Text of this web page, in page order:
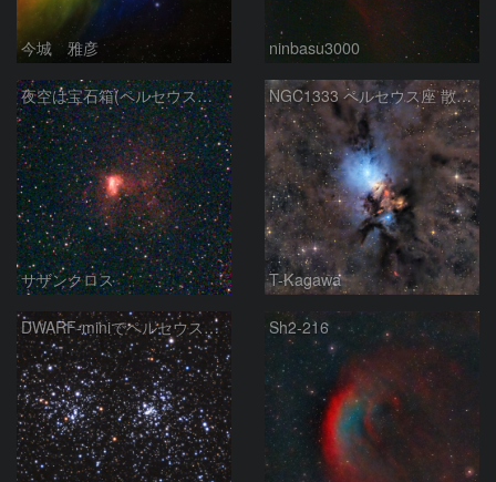
今城 雅彦 ninbasu3000
夜空は宝石箱(ペルセウス座 NGC1491) Seestar50
サザンクロス
NGC1333 ペルセウス座 散光星雲
T-Kagawa
DWARF-miniでペルセウス座の二重星団 Sh2-216